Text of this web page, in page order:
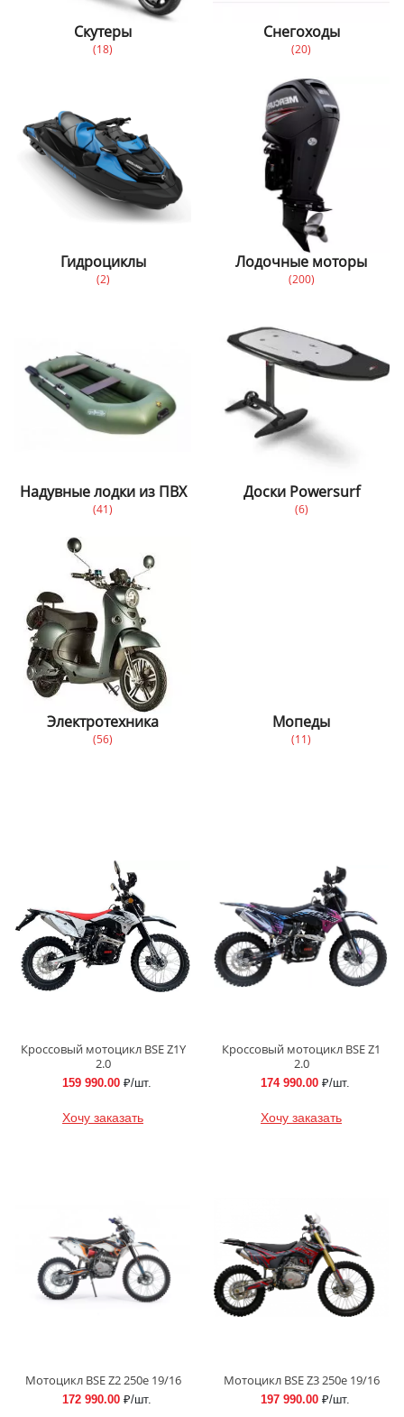
Скутеры
(18)
Снегоходы
(20)
Гидроциклы
(2)
Лодочные моторы
(200)
Надувные лодки из ПВХ
(41)
Доски Powersurf
(6)
Электротехника
(56)
Мопеды
(11)
Кроссовый мотоцикл BSE Z1Y
2.0
159 990.00 ₽/шт.
Хочу заказать
Кроссовый мотоцикл BSE Z1
2.0
174 990.00 ₽/шт.
Хочу заказать
Мотоцикл BSE Z2 250e 19/16
172 990.00 ₽/шт.
Мотоцикл BSE Z3 250e 19/16
197 990.00 ₽/шт.